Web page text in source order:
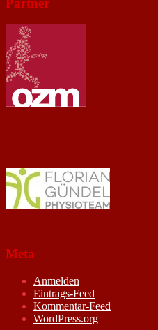
Partner
Meta
Anmelden
Eintrags-Feed
Kommentar-Feed
WordPress.org